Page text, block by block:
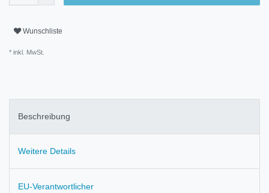
Wunschliste
* inkl. MwSt.
Beschreibung
Weitere Details
EU-Verantwortlicher